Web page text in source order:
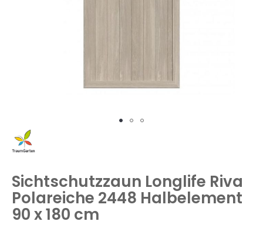
Zum
Anfang
springen
Sichtschutzzaun Longlife Riva
Polareiche 2448 Halbelement
90 x 180 cm